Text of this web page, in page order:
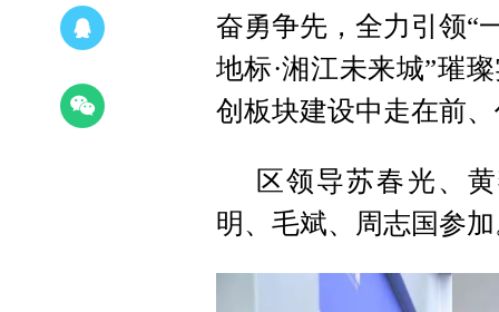
奋勇争先，全力引领“
地标·湘江未来城”璀
创板块建设中走在前
区领导苏春光、
明、毛斌、周志国参